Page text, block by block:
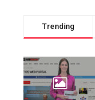
Trending